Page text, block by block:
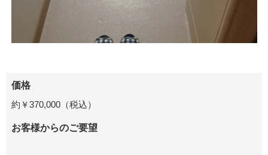
価格
約￥370,000（税込）
お客様からのご要望